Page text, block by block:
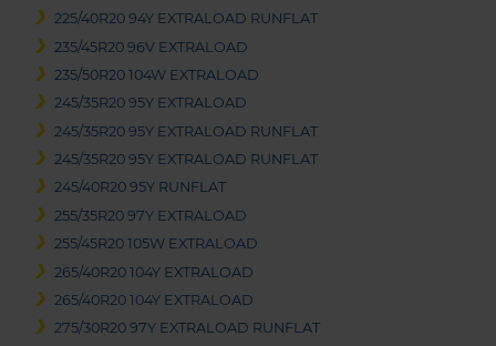
225/40R20 94Y EXTRALOAD RUNFLAT
235/45R20 96V EXTRALOAD
235/50R20 104W EXTRALOAD
245/35R20 95Y EXTRALOAD
245/35R20 95Y EXTRALOAD RUNFLAT
245/35R20 95Y EXTRALOAD RUNFLAT
245/40R20 95Y RUNFLAT
255/35R20 97Y EXTRALOAD
255/45R20 105W EXTRALOAD
265/40R20 104Y EXTRALOAD
265/40R20 104Y EXTRALOAD
275/30R20 97Y EXTRALOAD RUNFLAT